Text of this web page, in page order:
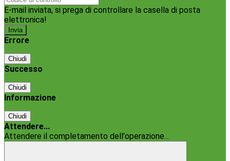
E-mail inviata, si prega di controllare la casella di posta
elettronica!
Errore
Chiudi
Successo
Chiudi
Informazione
Chiudi
Attendere...
Attendere il completamento dell'operazione...